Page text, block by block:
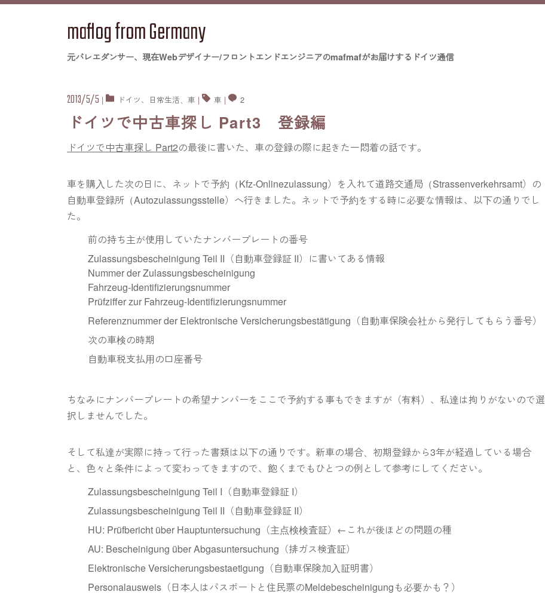
maflog from Germany
元バレエダンサー、現在Webデザイナー/フロントエンドエンジニアのmafmafがお届けするドイツ通信
2013/5/5 | ドイツ、 日常生活、車 | 車 | 2
ドイツで中古車探し Part3 登録編
ドイツで中古車探し Part2の最後に書いた、車の登録の際に起きた一悶着の話です。
車を購入した次の日に、ネットで予約（Kfz-Onlinezulassung）を入れて道路交通局（Strassenverkehrsamt）の
自動車登録所（Autozulassungsstelle）へ行きました。ネットで予約をする時に必要な情報は、以下の通りでし
た。
前の持ち主が使用していたナンバープレートの番号
Zulassungsbescheinigung Teil II（自動車登録証 II）に書いてある情報
Nummer der Zulassungsbescheinigung
Fahrzeug-Identifizierungsnummer
Prüfziffer zur Fahrzeug-Identifizierungsnummer
Referenznummer der Elektronische Versicherungsbestätigung（自動車保険会社から発行してもらう番号）
次の車検の時期
自動車税支払用の口座番号
ちなみにナンバープレートの希望ナンバーをここで予約する事もできますが（有料）、私達は拘りがないので選
択しませんでした。
そして私達が実際に持って行った書類は以下の通りです。新車の場合、初期登録から3年が経過している場合
と、色々と条件によって変わってきますので、飽くまでもひとつの例として参考にしてください。
Zulassungsbescheinigung Teil I（自動車登録証 I）
Zulassungsbescheinigung Teil II（自動車登録証 II）
HU: Prüfbericht über Hauptuntersuchung（主点検検査証）←これが後ほどの問題の種
AU: Bescheinigung über Abgasuntersuchung（排ガス検査証）
Elektronische Versicherungsbestaetigung（自動車保険加入証明書）
Personalausweis（日本人はパスポートと住民票のMeldebescheinigungも必要かも？）